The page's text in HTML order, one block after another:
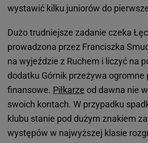
wystawić kilku juniorów do
Dużo trudniejsze zadanie czeka
prowadzona przez Franciszka
na wyjeździe z Ruchem i liczyć na
dodatku Górnik przeżywa ogromne
finansowe. Piłkarze od dawna nie
swoich kontach. W przypadku
klubu stanie pod dużym znakiem
występów w najwyższej klasie